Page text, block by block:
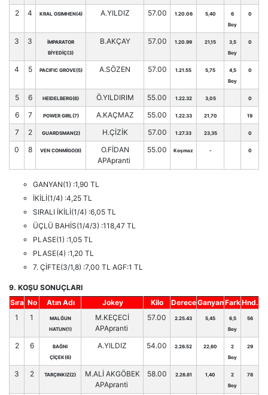
2 4 KRAL OSIMHEN(4) A.YILDIZ 57.00 1.20.06 5,40
6
Boy
0
3 3
İMPARATOR
BİYEDİÇ(3)
B.AKÇAY 57.00 1.20.99 21,15
3,5
Boy
0
4 5 PACIFIC GROVE(5) A.SÖZEN 57.00 1.21.55 5,75
4,5
Boy
0
5 6 HEIDELBERG(6) Ö.YILDIRIM 55.00 1.22.32 3,05 0
6 7 POWER GIRL(7) A.KAÇMAZ 55.00 1.22.33 21,70 19
7 2 GUARDSMAN(2) H.ÇİZİK 57.00 1.27.33 23,35 0
0 8 VEN CONMİGO(8)
O.FİDAN
APApranti
55.00 Koşmaz - 0
GANYAN(1) :1,90 TL
İKİLİ(1/4) :4,25 TL
SIRALI İKİLİ(1/4) :6,05 TL
ÜÇLÜ BAHİS(1/4/3) :118,47 TL
PLASE(1) :1,05 TL
PLASE(4) :1,20 TL
7. ÇİFTE(3/1,8) :7,00 TL AGF:1 TL
9. KOŞU SONUÇLARI
Sıra No Atın Adı Jokey Kilo DereceGanyanFarkHnd.
1
1
MALĞUN
HATUN(1)
M.KEÇECİ
APApranti
57.00 2.25.43 5,45
6,5
Boy
56
2 6
BAĞNI
ÇİÇEK(6)
A.YILDIZ 54.00 2.26.52 22,60
2
Boy
29
3 2 TARÇINKIZ(2)
M.ALİ AKGÖBEK
APApranti
58.00 2.26.81 1,40
2
Boy
78